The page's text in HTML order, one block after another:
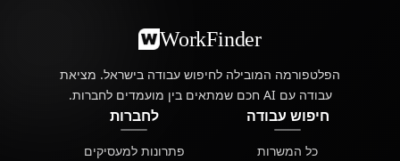
WorkFinder
הפלטפורמה המובילה לחיפוש עבודה בישראל. מציאת
עבודה עם AI חכם שמתאים בין מועמדים לחברות.
חיפוש עבודה
כל המשרות
לחברות
פתרונות למעסיקים